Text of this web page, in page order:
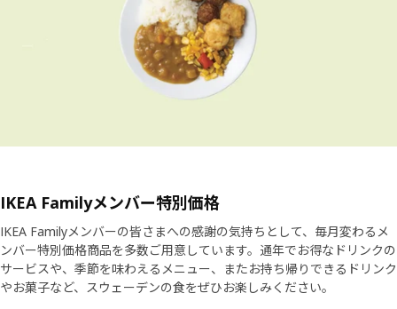
IKEA Familyメンバー特別価格
​IKEA Familyメンバーの皆さまへの感謝の気持ちとして、毎月変わるメ
ンバー特別価格商品を多数ご用意しています。通年でお得なドリンクの
サービスや、季節を味わえるメニュー、またお持ち帰りできるドリンク
やお菓子など、スウェーデンの食をぜひお楽しみください。